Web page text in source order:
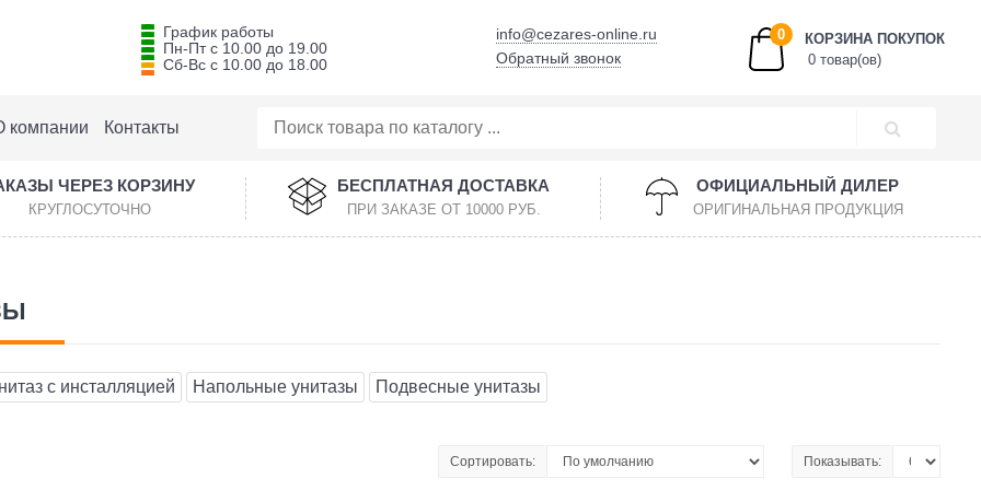
График работы
Пн-Пт с 10.00 до 19.00
Сб-Вс с 10.00 до 18.00
info@cezares-online.ru
Обратный звонок
0
КОРЗИНА ПОКУПОК
0 товар(ов)
компании Контакты
ЧЕРЕЗ КОРЗИНУ
КРУГЛОСУТОЧНО
БЕСПЛАТНАЯ ДОСТАВКА
ПРИ ЗАКАЗЕ ОТ 10000 РУБ.
ОФИЦИАЛЬНЫЙ ДИЛЕР
ОРИГИНАЛЬНАЯ ПРОДУКЦИЯ
с инсталляцией Напольные унитазы Подвесные унитазы
Сортировать: Показывать: